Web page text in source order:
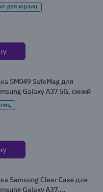
для юрлиц
SM049 SafeMag для
Galaxy A37 5G, синий
Samsung Clear Case для
Galaxy A37,